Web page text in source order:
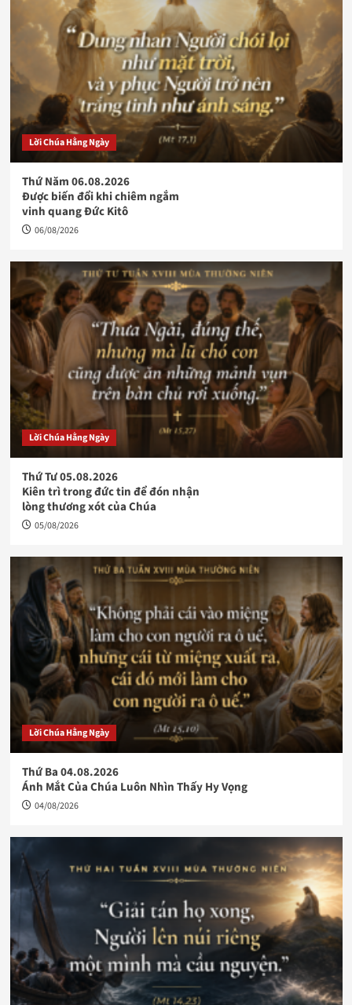
Lời Chúa Hằng Ngày
Thứ Năm 06.08.2026
Được biến đổi khi chiêm ngắm
vinh quang Đức Kitô
06/08/2026
Lời Chúa Hằng Ngày
Thứ Tư 05.08.2026
Kiên trì trong đức tin để đón nhận
lòng thương xót của Chúa
05/08/2026
Lời Chúa Hằng Ngày
Thứ Ba 04.08.2026
Ánh Mắt Của Chúa Luôn Nhìn Thấy Hy Vọng
04/08/2026